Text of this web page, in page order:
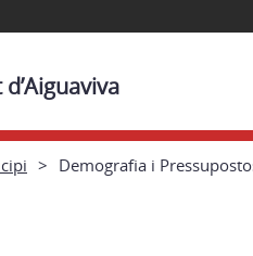
Demografia i